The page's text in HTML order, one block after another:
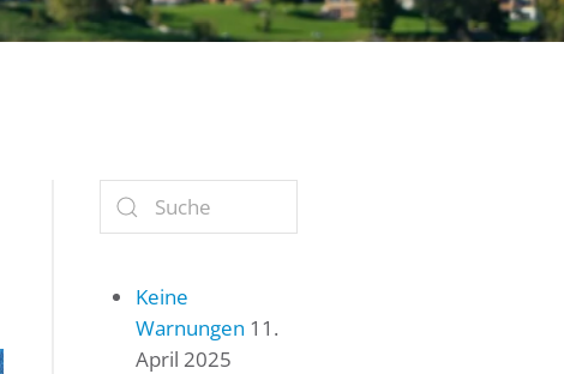
Keine
Warnungen 11.
April 2025